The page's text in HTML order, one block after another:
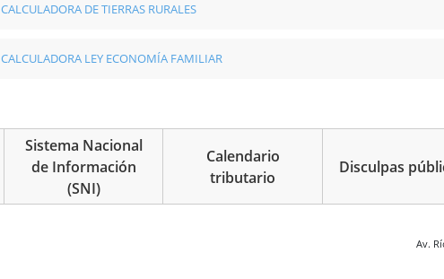
CALCULADORA DE TIERRAS RURALES
CALCULADORA LEY ECONOMÍA FAMILIAR
Sistema Nacional
de Información
(SNI)
Calendario
tributario
Disculpas
Av.